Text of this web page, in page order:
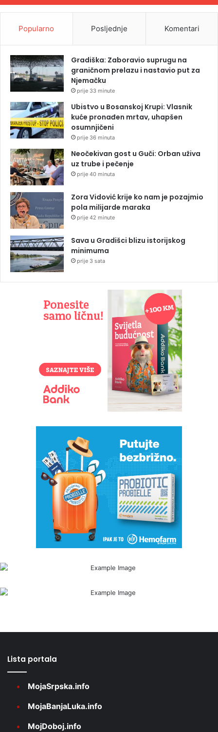
Popularno Posljednje Komentari
Gradiška: Zaboravio suprugu na
graničnom prelazu i nastavio put za
Njemačku
prije 33 minute
Ubistvo u Bosanskoj Krupi: Vlasnik
kuće pronađen mrtav, uhapšen
osumnjičeni
prije 36 minuta
Neočekivan gost u Guči: Orban uživa
uz trube i pečenje
prije 40 minuta
Zora Vidović krije ko nam je pozajmio
pola milijarde maraka
prije 42 minute
Sava u Gradišci blizu istorijskog
minimuma
prije 3 sata
Lista portala
MojaSrpska.info
MojaBanjaLuka.info
MojDoboj.info